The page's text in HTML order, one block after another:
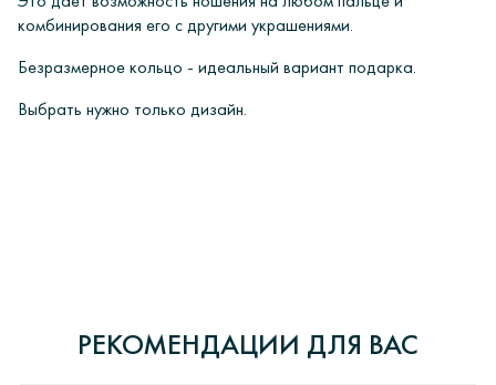
комбинирования его с другими украшениями.
Безразмерное кольцо - идеальный вариант подарка.
Выбрать нужно только дизайн.
несколько способов оплаты:
Все наши украшения обязательно проходят апробирование в
Восточном казенном предприятии пробирного контроля, что
РЕКОМЕНДАЦИИ ДЛЯ ВАС